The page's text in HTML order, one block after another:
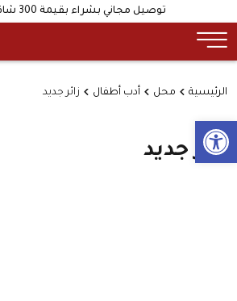
Open toolbar
توصيل مجاني بشراء بقيمة 300 شاقل وما فوق
الرئيسية محل أدب أطفال زائر جديد
زائر جديد